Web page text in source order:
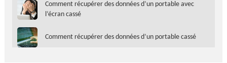
Comment récupérer des données d’un portable avec
l’écran cassé
Comment récupérer des données d’un portable cassé